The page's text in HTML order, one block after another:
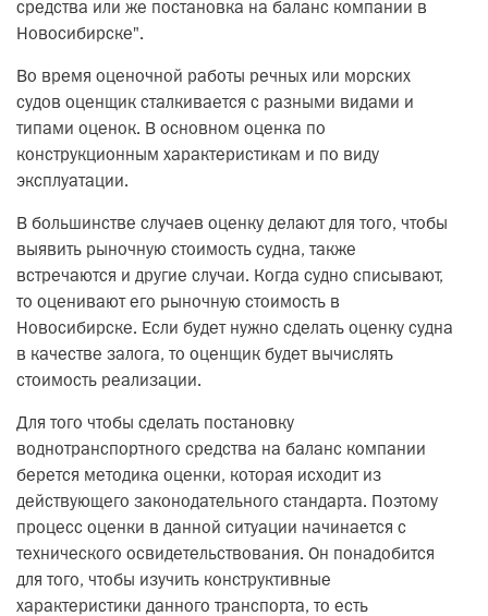
средства или же постановка на баланс компании в
Новосибирске".
Во время оценочной работы речных или морских
судов оценщик сталкивается с разными видами и
типами оценок. В основном оценка по
конструкционным характеристикам и по виду
эксплуатации.
В большинстве случаев оценку делают для того, чтобы
выявить рыночную стоимость судна, также
встречаются и другие случаи. Когда судно списывают,
то оценивают его рыночную стоимость в
Новосибирске. Если будет нужно сделать оценку судна
в качестве залога, то оценщик будет вычислять
стоимость реализации.
Для того чтобы сделать постановку
воднотранспортного средства на баланс компании
берется методика оценки, которая исходит из
действующего законодательного стандарта. Поэтому
процесс оценки в данной ситуации начинается с
технического освидетельствования. Он понадобится
для того, чтобы изучить конструктивные
характеристики данного транспорта, то есть